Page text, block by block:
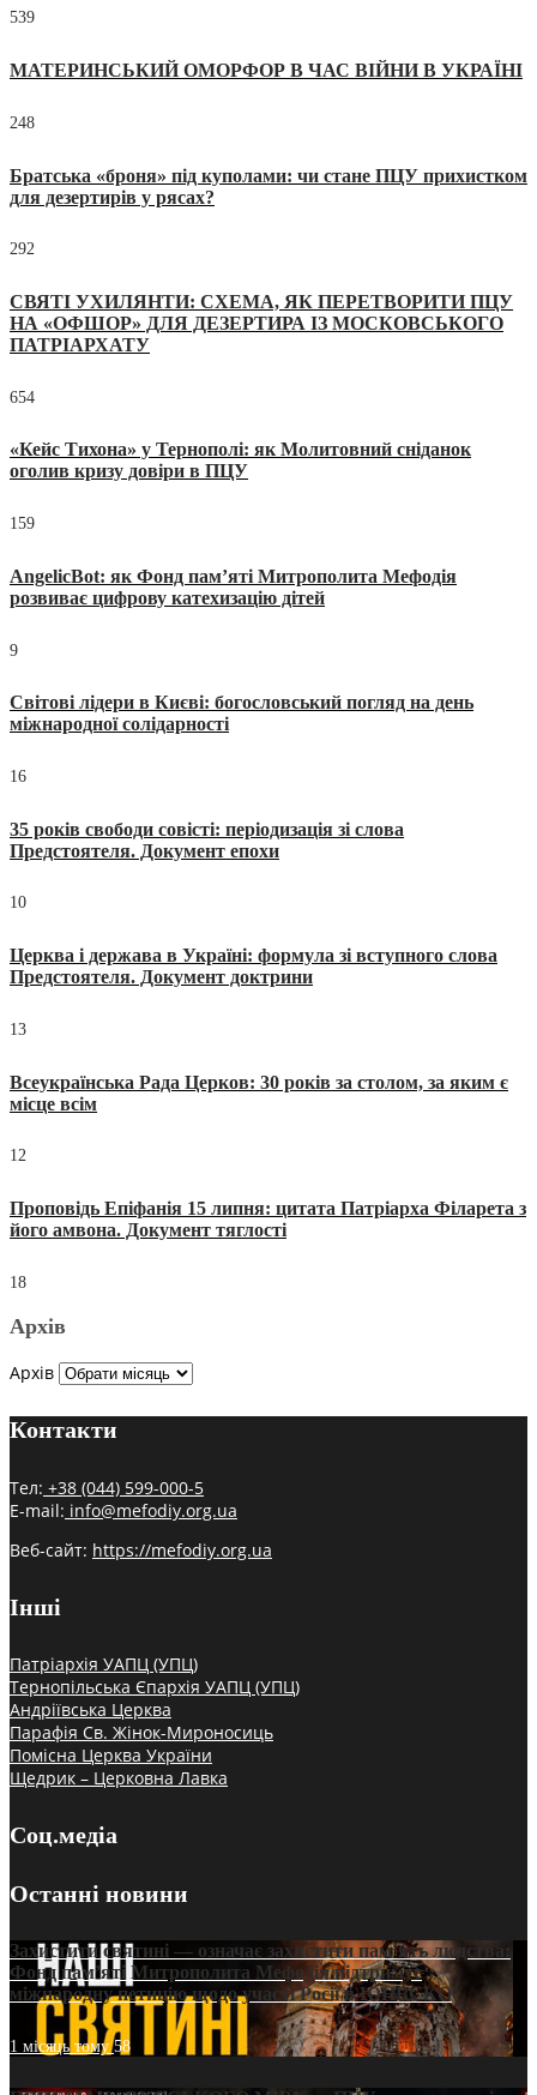
539
МАТЕРИНСЬКИЙ ОМОРФОР В ЧАС ВІЙНИ В УКРАЇНІ
248
Братська «броня» під куполами: чи стане ПЦУ прихистком
для дезертирів у рясах?
292
СВЯТІ УХИЛЯНТИ: СХЕМА, ЯК ПЕРЕТВОРИТИ ПЦУ
НА «ОФШОР» ДЛЯ ДЕЗЕРТИРА ІЗ МОСКОВСЬКОГО
ПАТРІАРХАТУ
654
«Кейс Тихона» у Тернополі: як Молитовний сніданок
оголив кризу довіри в ПЦУ
159
AngelicBot: як Фонд пам’яті Митрополита Мефодія
розвиває цифрову катехизацію дітей
9
Світові лідери в Києві: богословський погляд на день
міжнародної солідарності
16
35 років свободи совісті: періодизація зі слова
Предстоятеля. Документ епохи
10
Церква і держава в Україні: формула зі вступного слова
Предстоятеля. Документ доктрини
13
Всеукраїнська Рада Церков: 30 років за столом, за яким є
місце всім
12
Проповідь Епіфанія 15 липня: цитата Патріарха Філарета з
його амвона. Документ тяглості
18
Архів
Архів
Контакти
Тел: +38 (044) 599-000-5
E-mail: info@mefodiy.org.ua
Веб-сайт: https://mefodiy.org.ua
Інші
Патріархія УАПЦ (УПЦ)
Тернопільська Єпархія УАПЦ (УПЦ)
Андріївська Церква
Парафія Св. Жінок-Мироносиць
Помісна Церква України
Щедрик – Церковна Лавка
Соц.медіа
Останні новини
Захистити святині — означає захистити пам’ять людства:
Фонд пам’яті Митрополита Мефодія підтримує
міжнародну петицію щодо участі Росії в ЮНЕСКО
1 місяць тому58